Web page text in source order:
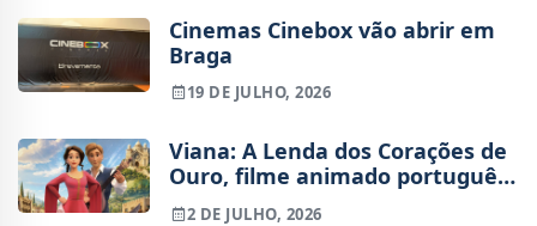
Cinemas Cinebox vão abrir em
Braga
19 DE JULHO, 2026
Viana: A Lenda dos Corações de
Ouro, filme animado português,
já tem trailer
2 DE JULHO, 2026